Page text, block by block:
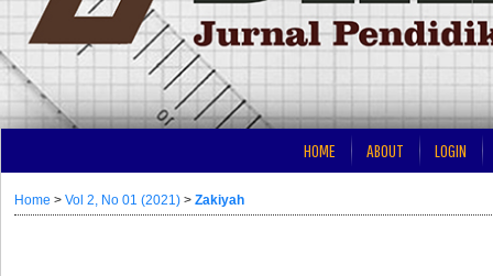
HOME ABOUT LOGIN
Home > Vol 2, No 01 (2021) > Zakiyah